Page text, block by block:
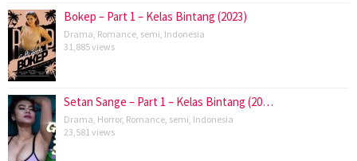
Bokep – Part 1 – Kelas Bintang (2023)
Drama Romance semi Indonesia
31,885 views
Setan Sange – Part 1 – Kelas Bintang (20…
Drama Horror, Romance semi Indonesia
23,581 views